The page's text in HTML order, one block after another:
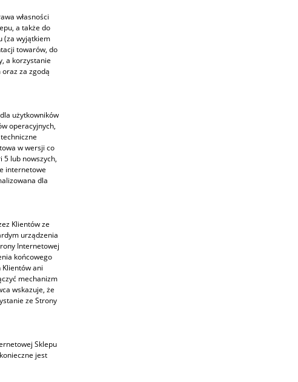
własności
a także do
(za wyjątkiem
towarów, do
a korzystanie
za zgodą
użytkowników
operacyjnych,
w wersji co
5 lub nowszych,
internetowe
dla
Klientów ze
urządzenia
Internetowej
końcowego
ani
mechanizm
wskazuje, że
ze Strony
Sklepu
jest